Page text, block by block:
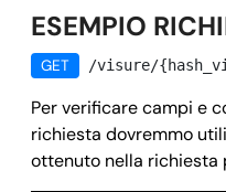
ESEMPIO
GET /visure/
Per verificare campi e
richiesta dovremmo
ottenuto nella richiesta